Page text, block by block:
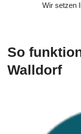
Wir setzen
So
Walldorf